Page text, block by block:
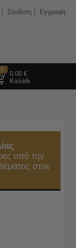
Σύνδεση Εγγραφή
0
0.00 €
Καλάθι
υπό την
στον